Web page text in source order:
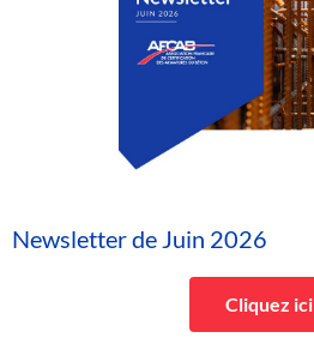
Newsletter de Juin 2026
Cliquez ici